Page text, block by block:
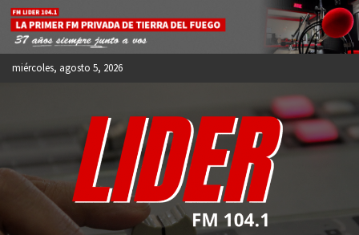
Skip
content
miércoles, agosto 5, 2026